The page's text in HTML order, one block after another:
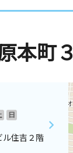
本町
日
ル住吉２階